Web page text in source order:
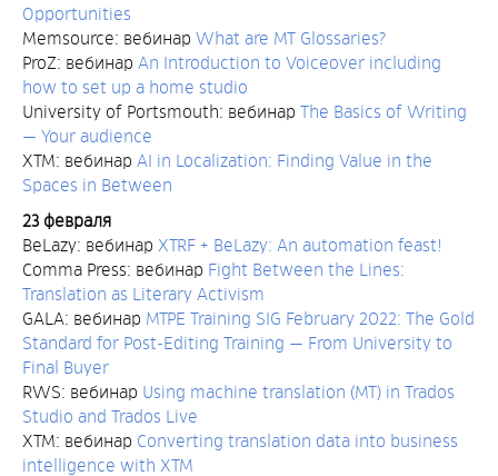
Opportunities
Memsource: вебинар What are MT Glossaries?
ProZ: вебинар An Introduction to Voiceover including
how to set up a home studio
University of Portsmouth: вебинар The Basics of Writing
— Your audience
XTM: вебинар AI in Localization: Finding Value in the
Spaces in Between
23 февраля
BeLazy: вебинар XTRF + BeLazy: An automation feast!
Comma Press: вебинар Fight Between the Lines:
Translation as Literary Activism
GALA: вебинар MTPE Training SIG February 2022: The Gold
Standard for Post-Editing Training — From University to
Final Buyer
RWS: вебинар Using machine translation (MT) in Trados
Studio and Trados Live
XTM: вебинар Converting translation data into business
intelligence with XTM